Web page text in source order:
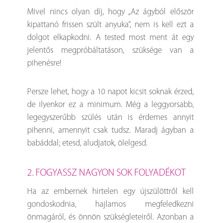
Mivel nincs olyan díj, hogy „Az ágyból először
kipattanó frissen szült anyuka”, nem is kell ezt a
dolgot elkapkodni. A tested most ment át egy
jelentős megpróbáltatáson, szüksége van a
pihenésre!
Persze lehet, hogy a 10 napot kicsit soknak érzed,
de ilyenkor ez a minimum. Még a leggyorsabb,
legegyszerűbb szülés után is érdemes annyit
pihenni, amennyit csak tudsz. Maradj ágyban a
babáddal; etesd, aludjatok, ölelgesd.
2. FOGYASSZ NAGYON SOK FOLYADÉKOT
Ha az embernek hirtelen egy újszülöttről kell
gondoskodnia, hajlamos megfeledkezni
önmagáról, és önnön szükségleteiről. Azonban a